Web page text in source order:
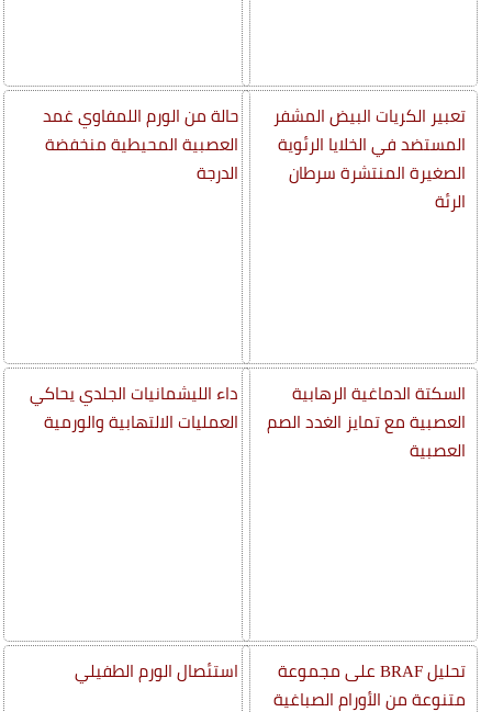
تعبير الكريات البيض المشفر
المستضد في الخلايا الرئوية
الصغيرة المنتشرة سرطان
الرئة
السكتة الدماغية الرهابية
العصبية مع تمايز الغدد الصم
العصبية
تحليل BRAF على مجموعة
متنوعة من الأورام الصباغية
حالة من الورم اللمفاوي غمد
العصبية المحيطية منخفضة
الدرجة
داء الليشمانيات الجلدي يحاكي
العمليات الالتهابية والورمية
استئصال الورم الطفيلي